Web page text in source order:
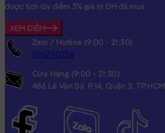
được tích lũy điểm 3% giá trị ĐH đã mua
XEM ĐIỂM
Zalo / Hotline (9:00 - 21:30)
0967110738
Cửa Hàng (9:00 - 21:30)
486 Lê Văn Sỹ, P.14, Quận 3, TP.HCM